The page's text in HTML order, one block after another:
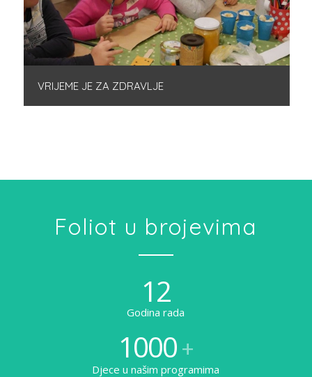
VRIJEME JE ZA ZDRAVLJE
Foliot u brojevima
12
Godina rada
1000+
Djece u našim programima